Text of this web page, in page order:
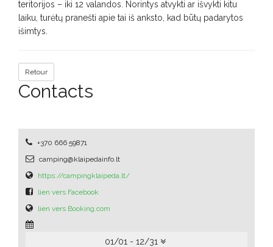
teritorijos – iki 12 valandos. Norintys atvykti ar išvykti kitu
laiku, turėtų pranešti apie tai iš anksto, kad būtų padarytos
išimtys.
Retour
Contacts
+370 666 59871
camping@klaipedainfo.lt
https://campingklaipeda.lt/
lien vers Facebook
lien vers Booking.com
01/01 - 12/31